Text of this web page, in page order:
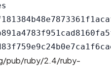
pub/ruby/2.4/ruby-